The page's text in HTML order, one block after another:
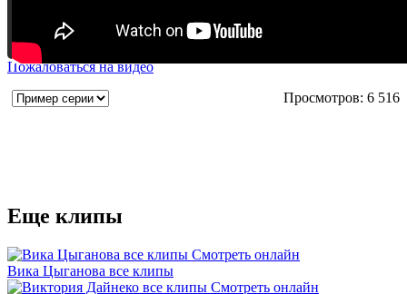
Пожаловаться на видео
Просмотров: 6 516
Еще клипы
Вика Цыганова все клипы